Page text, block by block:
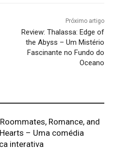
Próximo artigo
Review: Thalassa: Edge of
the Abyss – Um Mistério
Fascinante no Fundo do
Oceano
Romance, and
– Uma comédia
interativa